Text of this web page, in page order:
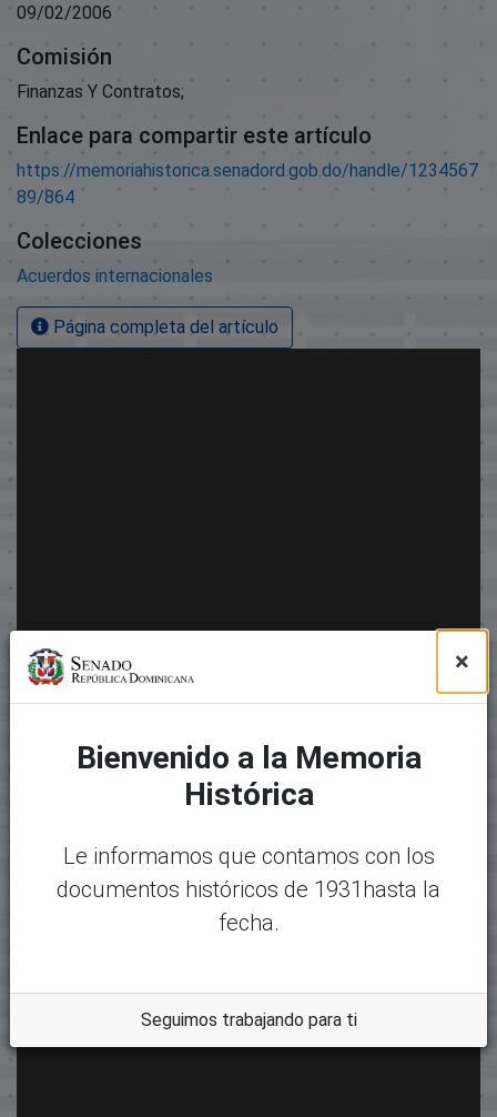
09/02/2006
Comisión
Finanzas Y Contratos;
Enlace para compartir este artículo
https://memoriahistorica.senadord.gob.do/handle/1234567
89/864
Colecciones
Acuerdos internacionales
Página completa del artículo
×
Bienvenido a la Memoria
Histórica
Le informamos que contamos con los
documentos históricos de 1931hasta la
fecha.
Seguimos trabajando para ti